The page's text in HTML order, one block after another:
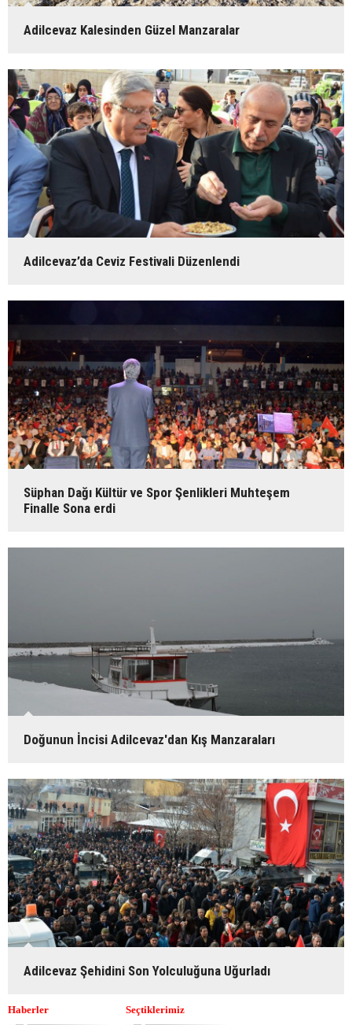
Adilcevaz Kalesinden Güzel Manzaralar
Adilcevaz’da Ceviz Festivali Düzenlendi
Süphan Dağı Kültür ve Spor Şenlikleri Muhteşem
Finalle Sona erdi
Doğunun İncisi Adilcevaz'dan Kış Manzaraları
Adilcevaz Şehidini Son Yolculuğuna Uğurladı
Haberler Seçtiklerimiz